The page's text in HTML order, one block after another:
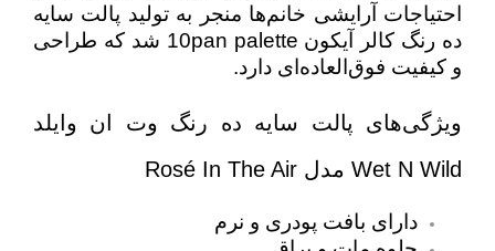
احتیاجات آرایشی خانم‌ها منجر به تولید پالت سایه
ده رنگ کالر آیکون 10pan palette شد که طراحی
و کیفیت فوق‌العاده‌ای دارد.
ویژگی‌های پالت سایه ده رنگ وت ان وایلد
Wet N Wild مدل Rosé In The Air
دارای بافت پودری و نرم